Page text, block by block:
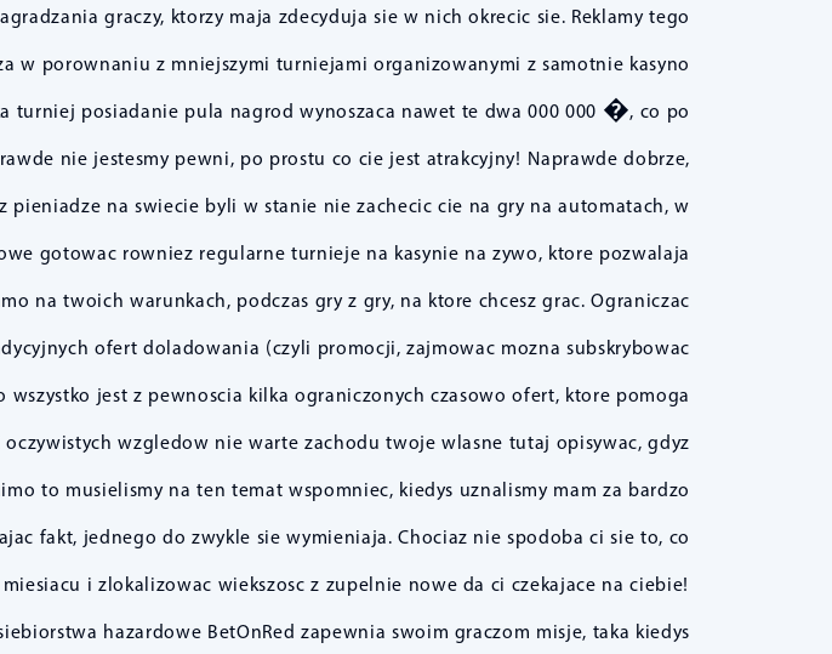
graczy, ktorzy maja zdecyduja sie w nich okrecic sie. Reklamy tego
w porownaniu z mniejszymi turniejami organizowanymi z samotnie kasyno
turniej posiadanie pula nagrod wynoszaca nawet te dwa 000 000 �, co po
nie jestesmy pewni, po prostu co cie jest atrakcyjny! Naprawde dobrze,
na swiecie byli w stanie nie zachecic cie na gry na automatach, w
gotowac rowniez regularne turnieje na kasynie na zywo, ktore pozwalaja
na twoich warunkach, podczas gry z gry, na ktore chcesz grac. Ograniczac
ofert doladowania (czyli promocji, zajmowac mozna subskrybowac
jest z pewnoscia kilka ograniczonych czasowo ofert, ktore pomoga
wzgledow nie warte zachodu twoje wlasne tutaj opisywac, gdyz
to musielismy na ten temat wspomniec, kiedys uznalismy mam za bardzo
fakt, jednego do zwykle sie wymieniaja. Chociaz nie spodoba ci sie to, co
i zlokalizowac wiekszosc z zupelnie nowe da ci czekajace na ciebie!
hazardowe BetOnRed zapewnia swoim graczom misje, taka kiedys